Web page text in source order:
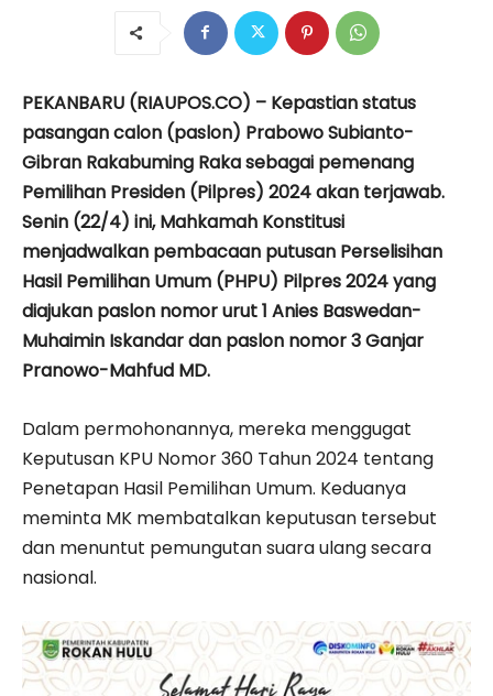
PEKANBARU (RIAUPOS.CO) – Kepastian status
pasangan calon (paslon) Prabowo Subianto-
Gibran Rakabuming Raka sebagai pemenang
Pemilihan Presiden (Pilpres) 2024 akan terjawab.
Senin (22/4) ini, Mahkamah Konstitusi
menjadwalkan pembacaan putusan Perselisihan
Hasil Pemilihan Umum (PHPU) Pilpres 2024 yang
diajukan paslon nomor urut 1 Anies Baswedan-
Muhaimin Iskandar dan paslon nomor 3 Ganjar
Pranowo-Mahfud MD.
Dalam permohonannya, mereka menggugat
Keputusan KPU Nomor 360 Tahun 2024 tentang
Penetapan Hasil Pemilihan Umum. Keduanya
meminta MK membatalkan keputusan tersebut
dan menuntut pemungutan suara ulang secara
nasional.